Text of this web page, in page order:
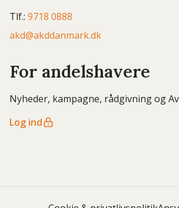
Tlf.: 9718 0888
akd@akddanmark.dk
For andelshavere
Nyheder, kampagne, rådgivning og
Log ind